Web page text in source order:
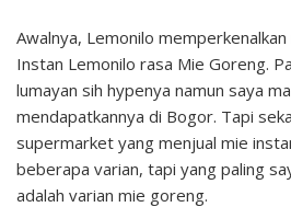
Awalnya, Lemonilo
Instan Lemonilo rasa Mie Goreng.
lumayan sih hypenya namun saya
mendapatkannya di Bogor. Tapi
supermarket yang menjual mie
beberapa varian, tapi yang paling
adalah varian mie goreng.